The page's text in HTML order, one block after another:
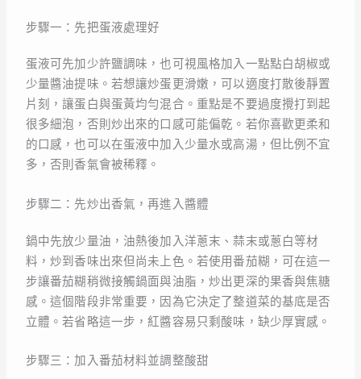
步驟一：先把蛋液處理好
蛋液可先加少許鹽調味，也可視風格加入一點點白胡椒或
少量醬油提味。若想讓炒蛋更滑嫩，可以適度打散後靜置
片刻，讓蛋白與蛋黃均勻混合。重點是不要過度攪打到起
很多細泡，否則炒出來的口感可能偏乾。若你喜歡更柔和
的口感，也可以在蛋液中加入少量水或高湯，但比例不宜
多，否則香氣會被稀釋。
步驟二：先炒出香氣，再進入醬體
鍋中先放少量油，油熱後加入洋蔥末、蒜末或蔥白等材
料，炒到香味出來但尚未上色。若使用番茄糊，可在這一
步讓番茄糊稍微接觸鍋面與油脂，炒出更深的果香與焦糖
感。這個階段非常重要，因為它決定了整道菜的基底是否
立體。若省略這一步，紅醬容易只剩酸味，缺少厚實感。
步驟三：加入番茄材料並調整酸甜